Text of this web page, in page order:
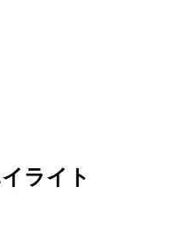
ライト